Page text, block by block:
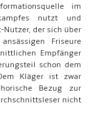
im
nutzt und
der sich über
Friseure
Empfänger
schon dem
Kläger ist zwar
Bezug zur
nicht